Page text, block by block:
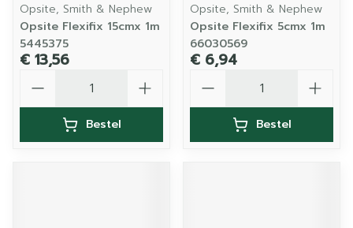
Opsite, Smith & Nephew
Opsite Flexifix 15cmx 1m
5445375
€ 13,56
Bestel
Opsite, Smith & Nephew
Opsite Flexifix 5cmx 1m
66030569
€ 6,94
Bestel